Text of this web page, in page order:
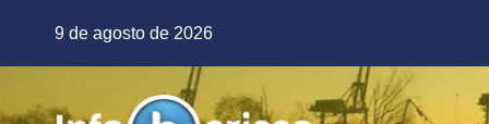
9 de agosto de 2026